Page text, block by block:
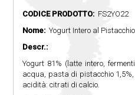
CODICE PRODOTTO: FS2YO22
Nome: Yogurt Intero al Pistacchio
Descr.:
Yogurt 81% (latte intero,
acqua, pasta di pistacchio
acidità: citrati di calcio.